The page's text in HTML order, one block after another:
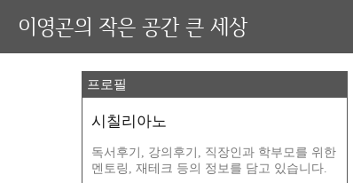
이영곤의 작은 공간 큰 세상
프로필
시칠리아노
독서후기, 강의후기, 직장인과 학부모를 위한
멘토링, 재테크 등의 정보를 담고 있습니다.